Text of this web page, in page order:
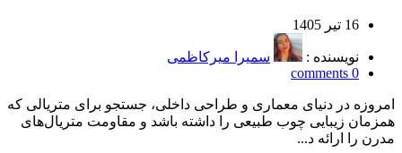
16 تیر 1405
نویسنده :
سمیرا میرکاظمی
0
comments
امروزه در دنیای معماری و طراحی داخلی، جستجو برای متریالی که
همزمان زیبایی چوب طبیعی را داشته باشد و مقاومت متریال‌های
مدرن را ارائه د...